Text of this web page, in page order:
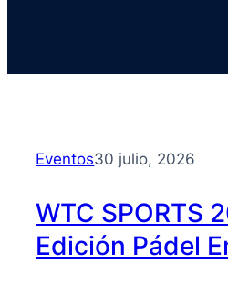
Eventos30 julio, 2026
WTC SPORTS
Edición Pádel